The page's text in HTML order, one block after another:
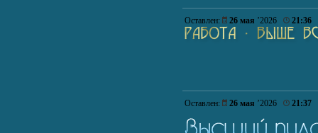
Оставлен: 26 мая ’2026 21:36
Оставлен: 26 мая ’2026 21:37